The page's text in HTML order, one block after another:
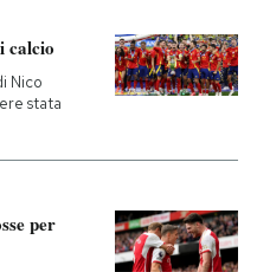
calcio
Nico
stata
per